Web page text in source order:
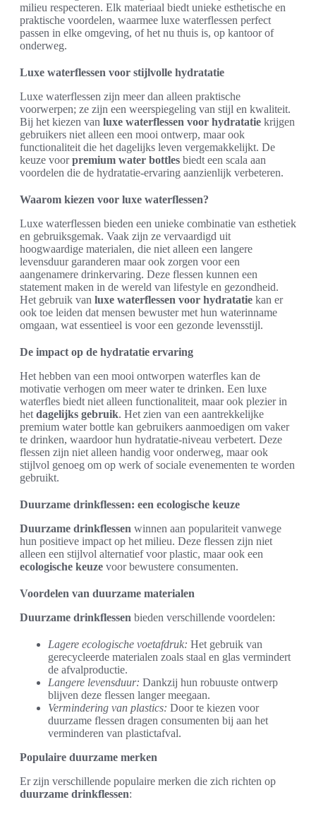
milieu respecteren. Elk materiaal biedt unieke esthetische en
praktische voordelen, waarmee luxe waterflessen perfect
passen in elke omgeving, of het nu thuis is, op kantoor of
onderweg.
Luxe waterflessen voor stijlvolle hydratatie
Luxe waterflessen zijn meer dan alleen praktische
voorwerpen; ze zijn een weerspiegeling van stijl en kwaliteit.
Bij het kiezen van luxe waterflessen voor hydratatie krijgen
gebruikers niet alleen een mooi ontwerp, maar ook
functionaliteit die het dagelijks leven vergemakkelijkt. De
keuze voorpremium water bottles biedt een scala aan
voordelen die de hydratatie-ervaring aanzienlijk verbeteren.
Waarom kiezen voor luxe waterflessen?
Luxe waterflessen bieden een unieke combinatie van esthetiek
en gebruiksgemak. Vaak zijn ze vervaardigd uit
hoogwaardige materialen, die niet alleen een langere
levensduur garanderen maar ook zorgen voor een
aangenamere drinkervaring. Deze flessen kunnen een
statement maken in de wereld van lifestyle en gezondheid.
Het gebruik van luxe waterflessen voor hydratatie kan er
ook toe leiden dat mensen bewuster met hun waterinname
omgaan, wat essentieel is voor een gezonde levensstijl.
De impact op de hydratatie ervaring
Het hebben van een mooi ontworpen waterfles kan de
motivatie verhogen om meer water te drinken. Een luxe
waterfles biedt niet alleen functionaliteit, maar ook plezier in
het dagelijks gebruik. Het zien van een aantrekkelijke
premium water bottle kan gebruikers aanmoedigen om vaker
te drinken, waardoor hun hydratatie-niveau verbetert. Deze
flessen zijn niet alleen handig voor onderweg, maar ook
stijlvol genoeg om op werk of sociale evenementen te worden
gebruikt.
Duurzame drinkflessen: een ecologische keuze
Duurzame drinkflessen winnen aan populariteit vanwege
hun positieve impact op het milieu. Deze flessen zijn niet
alleen een stijlvol alternatief voor plastic, maar ook een
ecologische keuze voor bewustere consumenten.
Voordelen van duurzame materialen
Duurzame drinkflessen bieden verschillende voordelen:
Lagere ecologische voetafdruk: Het gebruik van
gerecycleerde materialen zoals staal en glas vermindert
de afvalproductie.
Langere levensduur: Dankzij hun robuuste ontwerp
blijven deze flessen langer meegaan.
Vermindering van plastics: Door te kiezen voor
duurzame flessen dragen consumenten bij aan het
verminderen van plastictafval.
Populaire duurzame merken
Er zijn verschillende populaire merken die zich richten op
duurzame drinkflessen: